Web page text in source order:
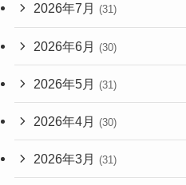
2026年7月 (31)
2026年6月 (30)
2026年5月 (31)
2026年4月 (30)
2026年3月 (31)